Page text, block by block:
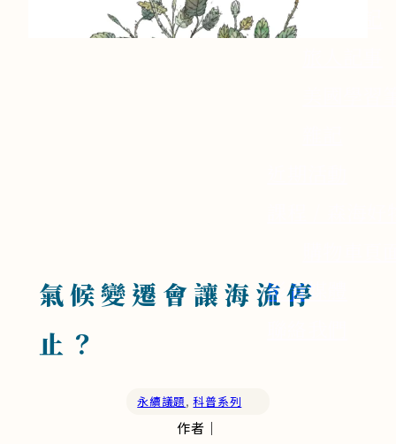
影音媒體
氣候變遷會讓海流停
止？
永續議題,科普系列
作者｜